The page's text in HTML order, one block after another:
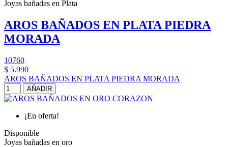
Joyas bañadas en Plata
AROS BAÑADOS EN PLATA PIEDRA
MORADA
10760
$ 5.990
AROS BAÑADOS EN PLATA PIEDRA MORADA
AÑADIR
¡En oferta!
Disponible
Joyas bañadas en oro